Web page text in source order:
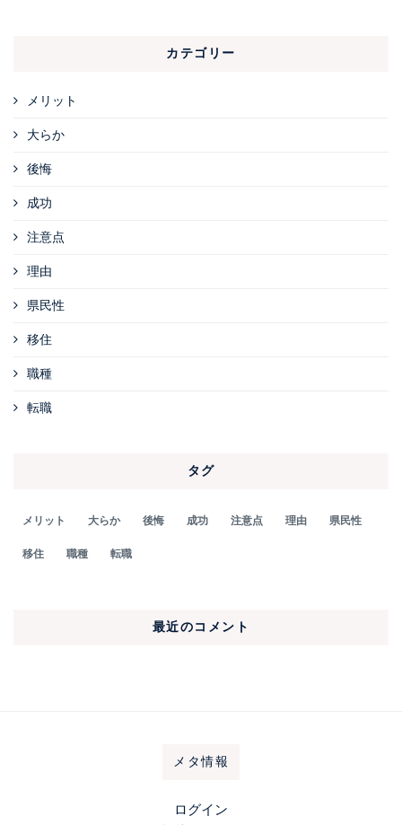
カテゴリー
メリット
大らか
後悔
成功
注意点
理由
県民性
移住
職種
転職
タグ
メリット 大らか 後悔 成功 注意点 理由 県民性
移住 職種 転職
最近のコメント
メタ情報
ログイン